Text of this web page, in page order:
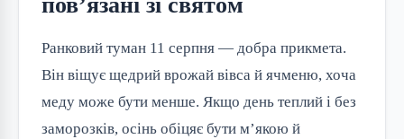
Ранковий туман 11 серпня — добра прикмета.
Він віщує щедрий врожай вівса й ячменю, хоча
меду може бути менше. Якщо день теплий і без
заморозків, осінь обіцяє бути м’якою й